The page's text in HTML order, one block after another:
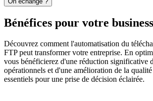
Bénéfices pour votre business
Découvrez comment l'automatisation du
FTP peut transformer votre entreprise. En
vous bénéficierez d'une réduction significative
opérationnels et d'une amélioration de la qualité
essentiels pour une prise de décision éclairée.